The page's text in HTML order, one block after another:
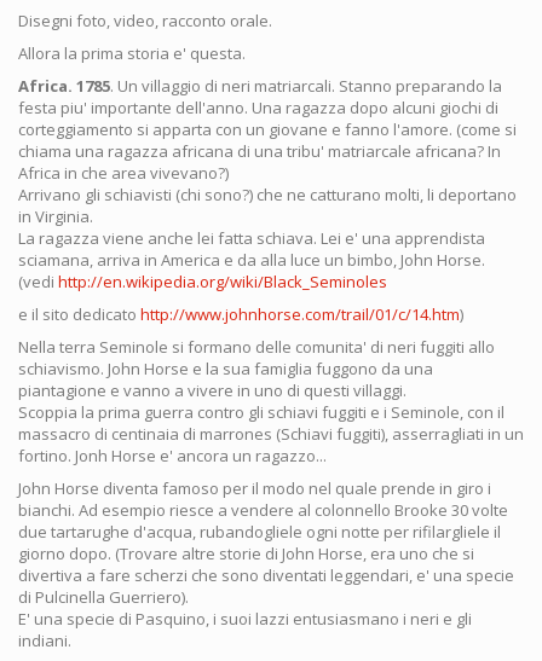
Disegni foto, video, racconto orale.
Allora la prima storia e' questa.
Africa. 1785. Un villaggio di neri matriarcali. Stanno preparando la
festa piu' importante dell'anno. Una ragazza dopo alcuni giochi di
corteggiamento si apparta con un giovane e fanno l'amore. (come si
chiama una ragazza africana di una tribu' matriarcale africana? In
Africa in che area vivevano?)
Arrivano gli schiavisti (chi sono?) che ne catturano molti, li deportano
in Virginia.
La ragazza viene anche lei fatta schiava. Lei e' una apprendista
sciamana, arriva in America e da alla luce un bimbo, John Horse.
(vedi http://en.wikipedia.org/wiki/Black_Seminoles
e il sito dedicato http://www.johnhorse.com/trail/01/c/14.htm)
Nella terra Seminole si formano delle comunita' di neri fuggiti allo
schiavismo. John Horse e la sua famiglia fuggono da una
piantagione e vanno a vivere in uno di questi villaggi.
Scoppia la prima guerra contro gli schiavi fuggiti e i Seminole, con il
massacro di centinaia di marrones (Schiavi fuggiti), asserragliati in un
fortino. Jonh Horse e' ancora un ragazzo...
John Horse diventa famoso per il modo nel quale prende in giro i
bianchi. Ad esempio riesce a vendere al colonnello Brooke 30 volte
due tartarughe d'acqua, rubandogliele ogni notte per rifilargliele il
giorno dopo. (Trovare altre storie di John Horse, era uno che si
divertiva a fare scherzi che sono diventati leggendari, e' una specie
di Pulcinella Guerriero).
E' una specie di Pasquino, i suoi lazzi entusiasmano i neri e gli
indiani.